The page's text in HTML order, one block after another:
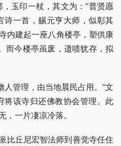
玉印一杖，其文为：“普贤愿
诗一首，赐元亨大师，似彰其
内建起一座八角楼亭，塑供康
而今楼亭虽废，遗啧犹存，拟
人管理，由当地晨民占用。“文
将该寺归还佛教协会管理。此
，一片凄凉冷落。
比丘尼宏智法师到善觉寺任住